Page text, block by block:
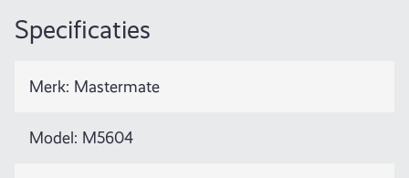
Specificaties
Merk: Mastermate
Model: M5604